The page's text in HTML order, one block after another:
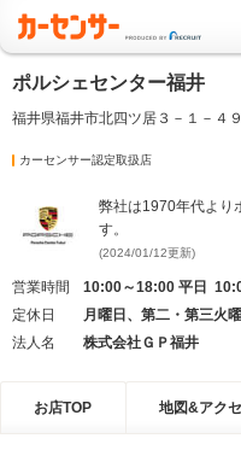
ポルシェセンター福井
福井県福井市北四ツ居３－１－４９
カーセンサー認定取扱店
弊社は1970年代より
す。
(2024/01/12更新)
営業時間
10:00～18:00 平日
定休日
月曜日、第二・第三火
法人名
株式会社ＧＰ福井
お店TOP 地図&アク